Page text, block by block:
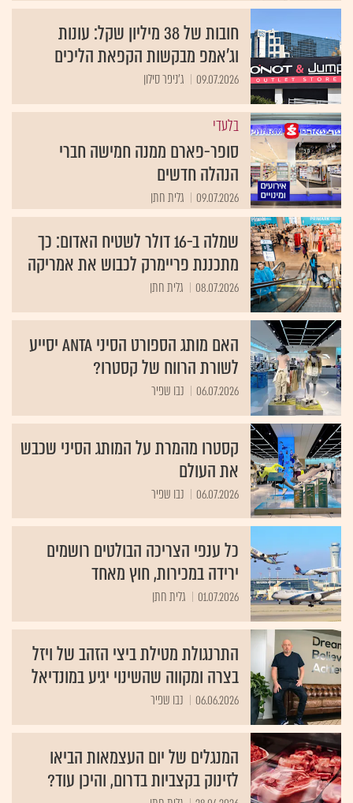
חובות של 38 מיליון שקל: עונות
וג’אמפ מבקשות הקפאת הליכים
09.07.2026 ג'ניפר סילון
בלעדי
סופר-פארם ממנה חמישה חברי
הנהלה חדשים
09.07.2026 גלית חתן
שמלה ב-16 דולר לשטיח האדום: כך
מתכננת פריימרק לכבוש את אמריקה
08.07.2026 גלית חתן
האם מותג הספורט הסיני ANTA יסייע
לשורת הרווח של קסטרו?
06.07.2026 נבו שפיר
קסטרו מהמרת על המותג הסיני שכבש
את העולם
06.07.2026 נבו שפיר
כל ענפי הצריכה הבולטים רושמים
ירידה במכירות, חוץ מאחד
01.07.2026 גלית חתן
התרנגולת מטילת ביצי הזהב של ויזל
בצרה ומקווה שהשינוי יגיע במונדיאל
06.06.2026 נבו שפיר
המנגלים של יום העצמאות הביאו
לזינוק בקצביות בדרום, והיכן עוד?